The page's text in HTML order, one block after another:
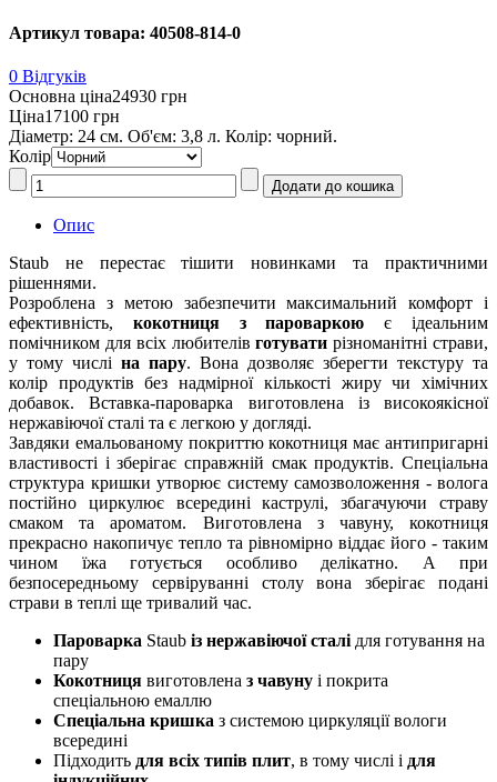
Артикул товара: 40508-814-0
0 Відгуків
Основна ціна24930 грн
Ціна17100 грн
Діаметр: 24 см. Об'єм: 3,8 л. Колір: чорний.
Колір
Опис
Staub не перестає тішити новинками та практичними
рішеннями.
Розроблена з метою забезпечити максимальний комфорт і
ефективність, кокотниця з пароваркою є ідеальним
помічником для всіх любителівготувати різноманітні страви,
у тому числі на пару. Вона дозволяє зберегти текстуру та
колір продуктів без надмірної кількості жиру чи хімічних
добавок. Вставка-пароварка виготовлена із високоякісної
нержавіючої сталі та є легкою у догляді.
Завдяки емальованому покриттю кокотниця має антипригарні
властивості і зберігає справжній смак продуктів. Спеціальна
структура кришки утворює систему самозволоження - волога
постійно циркулює всередині каструлі, збагачуючи страву
смаком та ароматом. Виготовлена з чавуну, кокотниця
прекрасно накопичує тепло та рівномірно віддає його - таким
чином їжа готується особливо делікатно. А при
безпосередньому сервіруванні столу вона зберігає подані
страви в теплі ще тривалий час.
Пароварка Staub із нержавіючої сталі для готування на
пару
Кокотниця виготовлена з чавуну і покрита
спеціальною емаллю
Спеціальна кришка з системою циркуляції вологи
всередині
Підходить для всіх типів плит, в тому числі і для